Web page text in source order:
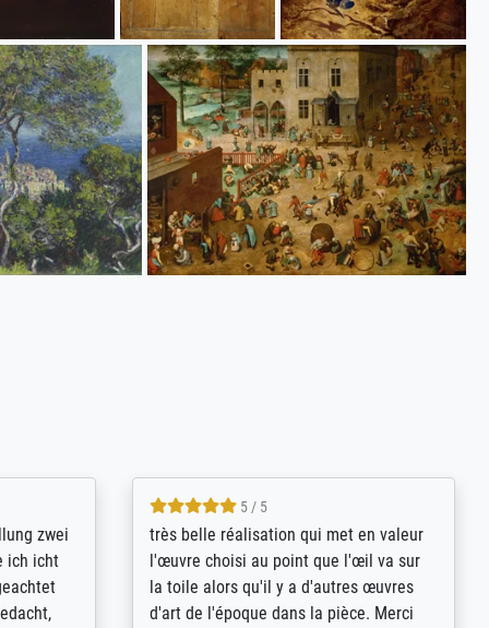
to
the best
by the
5 / 5
eine große Auswahl an Bildern und
deren Reproduktionsmöglichkeiten;
wurde sehr gut durch die einzelnen
Bestellkriterien geführt, verständliche